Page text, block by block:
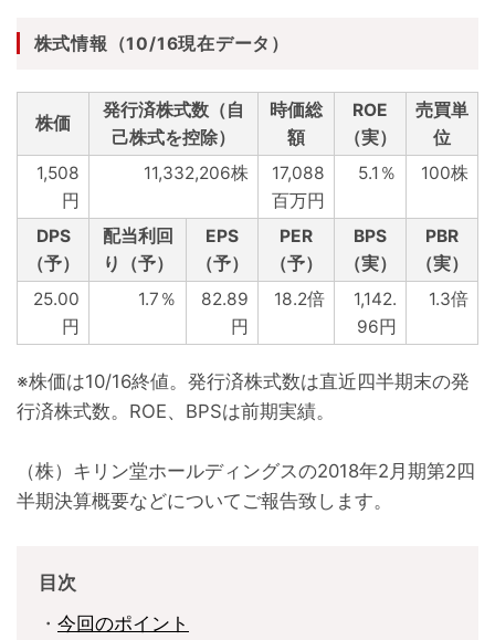
株式情報（10/16現在データ）
株価
発行済株式数（自
己株式を控除）
時価総
額
ROE
（実）
売買単
位
1,508
円
11,332,206株
17,088
百万円
5.1％ 100株
DPS
（予）
配当利回
り（予）
EPS
（予）
PER
（予）
BPS
（実）
PBR
（実）
25.00
円
1.7％
82.89
円
18.2倍
1,142.
96円
1.3倍
※株価は10/16終値。発行済株式数は直近四半期末の発
行済株式数。ROE、BPSは前期実績。
（株）キリン堂ホールディングスの2018年2月期第2四
半期決算概要などについてご報告致します。
目次
・ 今回のポイント